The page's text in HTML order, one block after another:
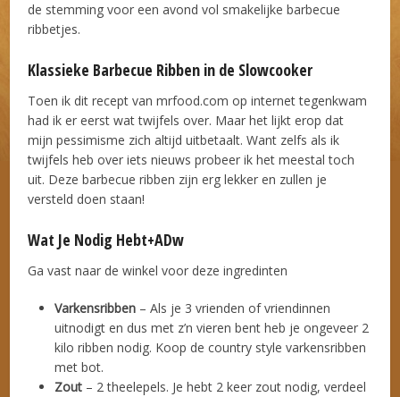
de stemming voor een avond vol smakelijke barbecue
ribbetjes.
Klassieke Barbecue Ribben in de Slowcooker
Toen ik dit recept van mrfood.com op internet tegenkwam
had ik er eerst wat twijfels over. Maar het lijkt erop dat
mijn pessimisme zich altijd uitbetaalt. Want zelfs als ik
twijfels heb over iets nieuws probeer ik het meestal toch
uit. Deze barbecue ribben zijn erg lekker en zullen je
versteld doen staan!
Wat Je Nodig Hebt+ADw
Ga vast naar de winkel voor deze ingredinten
Varkensribben – Als je 3 vrienden of vriendinnen
uitnodigt en dus met z’n vieren bent heb je ongeveer 2
kilo ribben nodig. Koop de country style varkensribben
met bot.
Zout – 2 theelepels. Je hebt 2 keer zout nodig, verdeel